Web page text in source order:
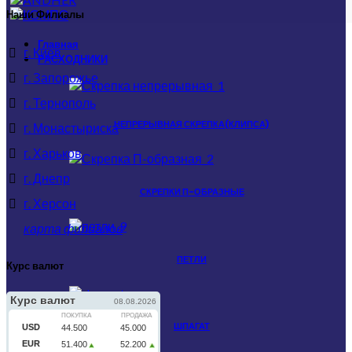
Главная
РАСХОДНИКИ
НЕПРЕРЫВНАЯ СКРЕПКА(КЛИПСА)
СКРЕПКИ П-ОБРАЗНЫЕ
ПЕТЛИ
ШПАГАТ
Наши Филиалы
г. Киев
г. Запорожье
г. Тернополь
г. Монастыриска
г. Харьков
г. Днепр
г. Херсон
карта филиалов
Курс валют